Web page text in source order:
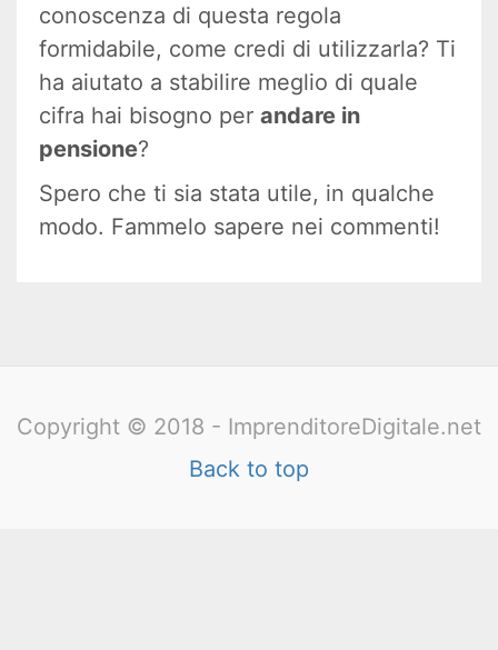
conoscenza di questa regola
formidabile, come credi di utilizzarla? Ti
ha aiutato a stabilire meglio di quale
cifra hai bisogno per andare in
pensione?
Spero che ti sia stata utile, in qualche
modo. Fammelo sapere nei commenti!
Copyright © 2018 - ImprenditoreDigitale.net
Back to top